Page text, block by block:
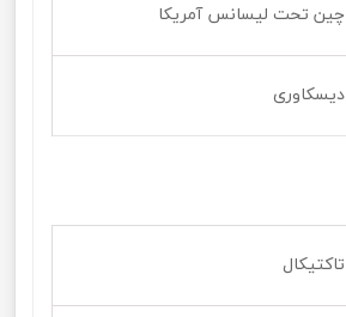
چین تحت لیسانس آمریکا
دیسکاوری
تاکتیکال